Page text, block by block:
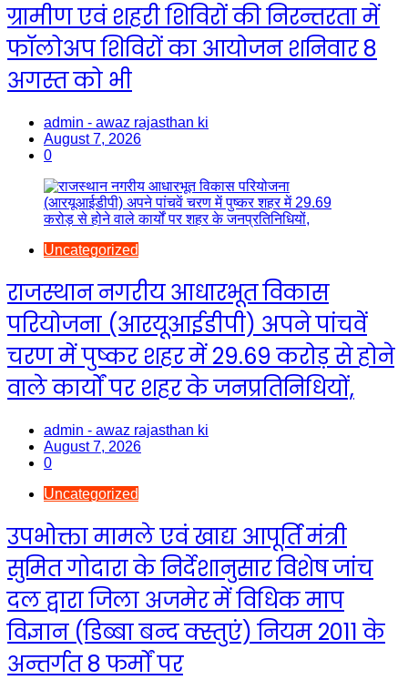
ग्रामीण एवं शहरी शिविरों की निरन्तरता में
फॉलोअप शिविरों का आयोजन शनिवार 8
अगस्त को भी
admin - awaz rajasthan ki
August 7, 2026
0
Uncategorized
राजस्थान नगरीय आधारभूत विकास
परियोजना (आरयूआईडीपी) अपने पांचवें
चरण में पुष्कर शहर में 29.69 करोड़ से होने
वाले कार्यों पर शहर के जनप्रतिनिधियों,
admin - awaz rajasthan ki
August 7, 2026
0
Uncategorized
उपभोक्ता मामले एवं खाद्य आपूर्ति मंत्री
सुमित गोदारा के निर्देशानुसार विशेष जांच
दल द्वारा जिला अजमेर में विधिक माप
विज्ञान (डिब्बा बन्द क्स्तुएं) नियम 2011 के
अन्तर्गत 8 फर्मों पर